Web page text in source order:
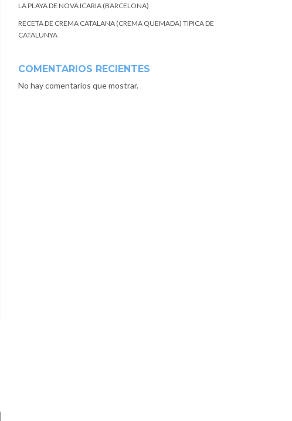
LA PLAYA DE NOVA ICARIA (BARCELONA)
RECETA DE CREMA CATALANA (CREMA QUEMADA) TIPICA DE
CATALUNYA
COMENTARIOS RECIENTES
No hay comentarios que mostrar.